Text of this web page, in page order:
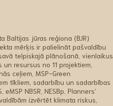
Baltijas jūras reģiona (BJR)
mērķis ir palielināt pašvaldību
telpiskajā plānošanā, vienlaikus
resursus no 11 projektiem,
ceļiem, MSP-Green
tīkliem, sadarbību un sadarbības
NBSR, NESBp, Planners’
izvērtēt klimata riskus,